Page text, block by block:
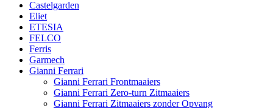
Castelgarden
Eliet
ETESIA
FELCO
Ferris
Garmech
Gianni Ferrari
Gianni Ferrari Frontmaaiers
Gianni Ferrari Zero-turn Zitmaaiers
Gianni Ferrari Zitmaaiers zonder Opvang